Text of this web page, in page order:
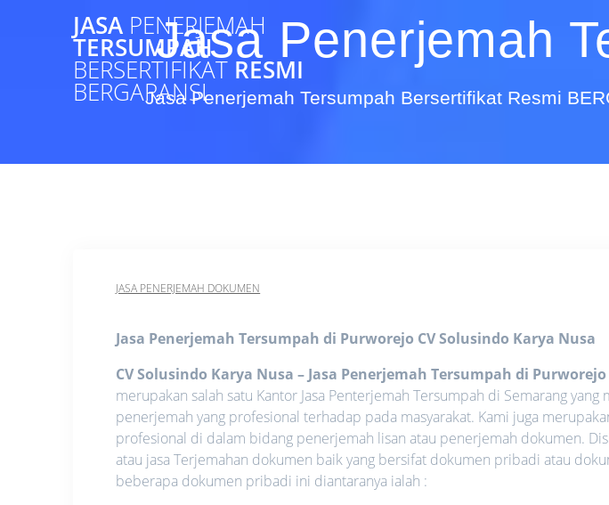
JASA PENERJEMAH
TERSUMPAH
BERSERTIFIKAT RESMI
BERGARANSI
Jasa Penerjemah
Jasa Penerjemah Tersumpah Bersertifikat Resmi
JASA PENERJEMAH DOKUMEN
Jasa Penerjemah Tersumpah di Purworejo CV Solusindo Karya Nusa
CV Solusindo Karya Nusa – Jasa Penerjemah Tersumpah di Purworejo
merupakan salah satu Kantor Jasa Penterjemah Tersumpah di Semarang yang
penerjemah yang profesional terhadap pada masyarakat. Kami juga
profesional di dalam bidang penerjemah lisan atau penerjemah dokumen.
atau jasa Terjemahan dokumen baik yang bersifat dokumen pribadi atau
beberapa dokumen pribadi ini diantaranya ialah :